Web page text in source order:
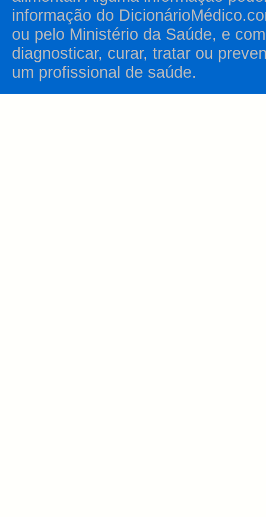
informação do
ou pelo Ministério da Saúde, e
diagnosticar, curar, tratar ou
um profissional de saúde.